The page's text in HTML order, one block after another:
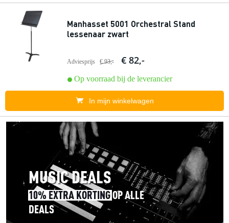
Manhasset 5001 Orchestral Stand
lessenaar zwart
Adviesprijs € 93,- € 82,-
Op voorraad bij de leverancier
In mijn winkelwagen